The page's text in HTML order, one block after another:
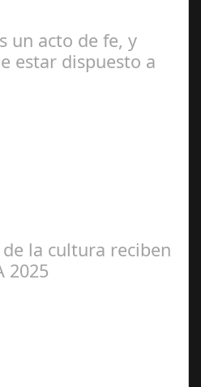
un acto de fe, y
estar dispuesto a
la cultura reciben
2025